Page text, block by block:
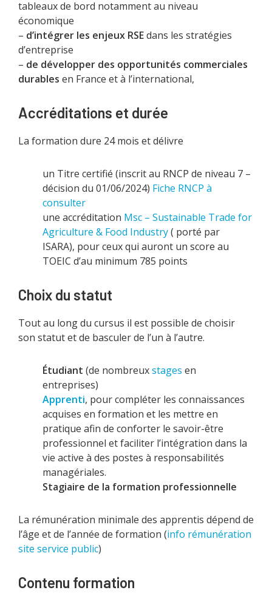
tableaux de bord notamment au niveau
économique
– d’intégrer les enjeux RSEdans les stratégies
d’entreprise
– de développer des opportunités commerciales
durables en France et à l’international,
Accréditations et durée
La formation dure 24 mois et délivre
un Titre certifié (inscrit au RNCP de niveau 7 –
décision du 01/06/2024) Fiche RNCP à
consulter
une accréditation Msc – Sustainable Trade for
Agriculture & Food Industry( porté par
ISARA), pour ceux qui auront un score au
TOEIC d’au minimum 785 points
Choix du statut
Tout au long du cursus il est possible de choisir
son statut et de basculer de l’un à l’autre.
Étudiant (de nombreuxstages en
entreprises)
Apprenti, pour compléter les connaissances
acquises en formation et les mettre en
pratique afin de conforter le savoir-être
professionnel et faciliter l’intégration dans la
vie active à des postes à responsabilités
managériales.
Stagiaire de la formation professionnelle
La rémunération minimale des apprentis dépend de
l’âge et de l’année de formation (info rémunération
site service public)
Contenu formation